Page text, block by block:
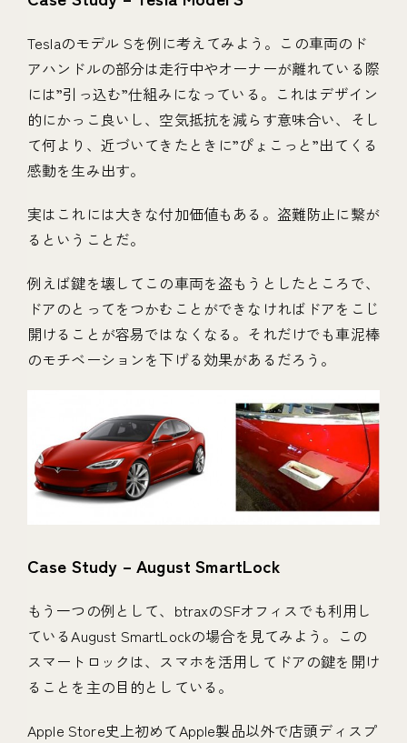
Teslaのモデル Sを例に考えてみよう。この車両のド
アハンドルの部分は走行中やオーナーが離れている際
には”引っ込む”仕組みになっている。これはデザイン
的にかっこ良いし、空気抵抗を減らす意味合い、そし
て何より、近づいてきたときに”ぴょこっと”出てくる
感動を生み出す。
実はこれには大きな付加価値もある。盗難防止に繋が
るということだ。
例えば鍵を壊してこの車両を盗もうとしたところで、
ドアのとってをつかむことができなければドアをこじ
開けることが容易ではなくなる。それだけでも車泥棒
のモチベーションを下げる効果があるだろう。
Case Study – August SmartLock
もう一つの例として、btraxのSFオフィスでも利用し
ているAugust SmartLockの場合を見てみよう。この
スマートロックは、スマホを活用してドアの鍵を開け
ることを主の目的としている。
Apple Store史上初めてApple製品以外で店頭ディスプ